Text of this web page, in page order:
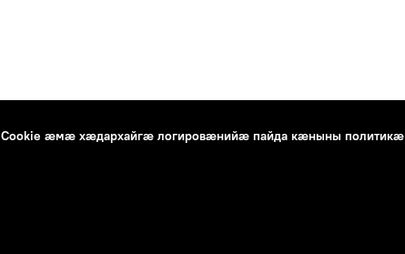
Cookie æмæ хæдархайгæ логировæнийæ пайда кæныны политикæ